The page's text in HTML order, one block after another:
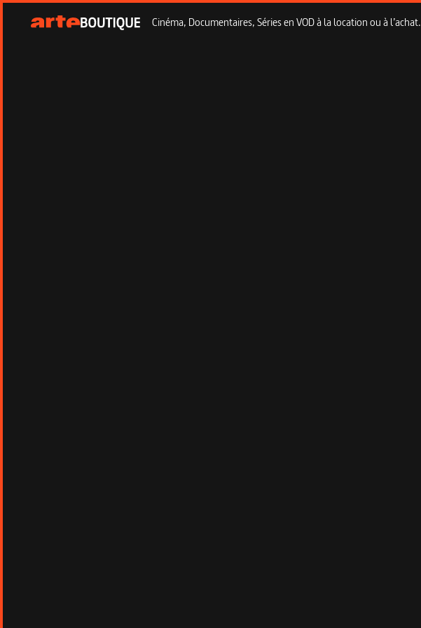
Cinéma, Documentaires, Séries en VOD à la location ou à l’achat.